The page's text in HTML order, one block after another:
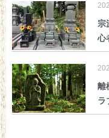
宗
心
離
ラ